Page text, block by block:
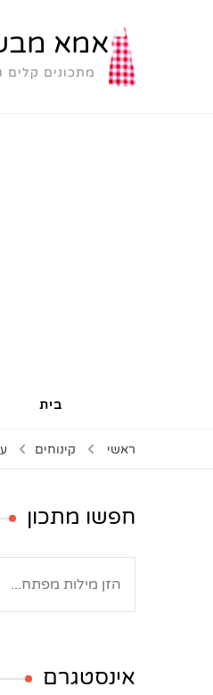
אמא
מתכונים קלים
בית
ראשי קינוחים
חפשו מתכון
אינסטגרם